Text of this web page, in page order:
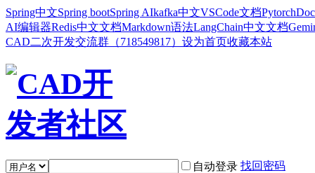
Spring中文Spring bootSpring AIkafka中文VSCode文档Pytorch
AI编辑器Redis中文文档Markdown语法LangChain中文文档
CAD二次开发交流群（718549817） 设为首页收藏本站
自动登录 找回密码